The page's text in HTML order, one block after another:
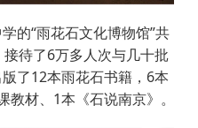
的“雨花石文化博物馆”共
待了6万多人次与几十批
了12本雨花石书籍，6本
教材、1本《石说南京》。